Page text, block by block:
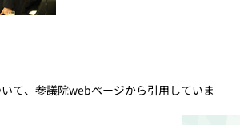
て、参議院webページから引用していま